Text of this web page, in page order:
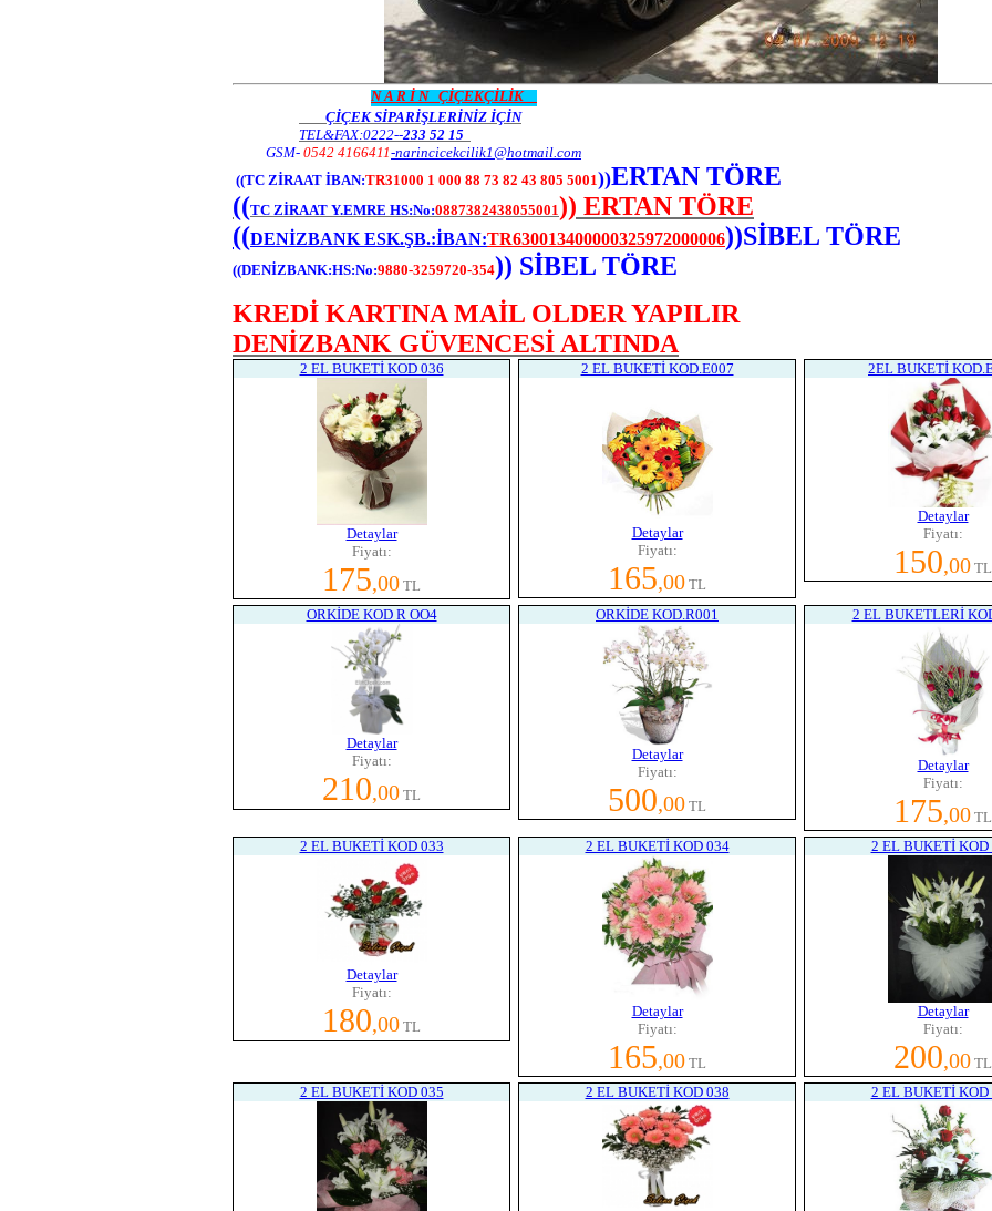
N A R İ N ÇİÇEKÇİLİK
ÇİÇEK SİPARİŞLERİNİZ İÇİN
TEL&FAX:0222--233 52 15
GSM- 0542 4166411-narincicekcilik1@hotmail.com
((TC ZİRAAT İBAN:TR31000 1 000 88 73 82 43 805 5001))ERTAN TÖRE
((TC ZİRAAT Y.EMRE HS:No:0887382438055001)) ERTAN TÖRE
((DENİZBANK ESK.ŞB.:İBAN:TR630013400000325972000006))SİBEL TÖRE
((DENİZBANK:HS:No:9880-3259720-354)) SİBEL TÖRE
KREDİ KARTINA MAİL OLDER YAPILIR
DENİZBANK GÜVENCESİ ALTINDA
2 EL BUKETİ KOD 036
Detaylar
Fiyatı:
175,00 TL
2 EL BUKETİ KOD.E007
Detaylar
Fiyatı:
165,00 TL
2EL BUKETİ
Detaylar
Fiyatı:
150,00 TL
ORKİDE KOD R OO4
Detaylar
Fiyatı:
210,00 TL
ORKİDE KOD.R001
Detaylar
Fiyatı:
500,00 TL
2 EL BUKETLERİ
Detaylar
Fiyatı:
175,00 TL
2 EL BUKETİ KOD 033
Detaylar
Fiyatı:
180,00 TL
2 EL BUKETİ KOD 034
Detaylar
Fiyatı:
165,00 TL
2 EL BUKETİ KOD
Detaylar
Fiyatı:
200,00 TL
2 EL BUKETİ KOD 035
2 EL BUKETİ KOD 038 2 EL BUKETİ KOD